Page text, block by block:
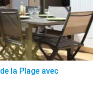
la Plage avec